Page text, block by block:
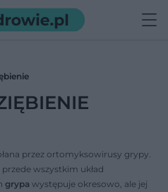
przez ortomyksowirusy grypy.
wszystkim układ
grypa występuje okresowo, ale jej